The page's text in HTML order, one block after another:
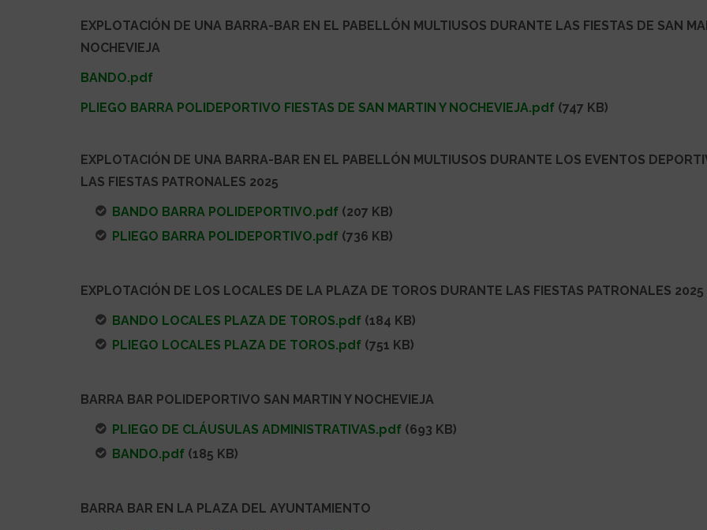
EXPLOTACIÓN DE UNA BARRA-BAR EN EL PABELLÓN MULTIUSOS DURANTE LAS FIESTAS DE SAN
NOCHEVIEJA
BANDO.pdf
PLIEGO BARRA POLIDEPORTIVO FIESTAS DE SAN MARTIN Y NOCHEVIEJA.pdf (747 KB)
EXPLOTACIÓN DE UNA BARRA-BAR EN EL PABELLÓN MULTIUSOS DURANTE LOS EVENTOS
LAS FIESTAS PATRONALES 2025
BANDO BARRA POLIDEPORTIVO.pdf (207 KB)
PLIEGO BARRA POLIDEPORTIVO.pdf (736 KB)
EXPLOTACIÓN DE LOS LOCALES DE LA PLAZA DE TOROS DURANTE LAS FIESTAS PATRONALES 2025
BANDO LOCALES PLAZA DE TOROS.pdf (184 KB)
PLIEGO LOCALES PLAZA DE TOROS.pdf (751 KB)
BARRA BAR POLIDEPORTIVO SAN MARTIN Y NOCHEVIEJA
PLIEGO DE CLÁUSULAS ADMINISTRATIVAS.pdf (693 KB)
BANDO.pdf (185 KB)
BARRA BAR EN LA PLAZA DEL AYUNTAMIENTO